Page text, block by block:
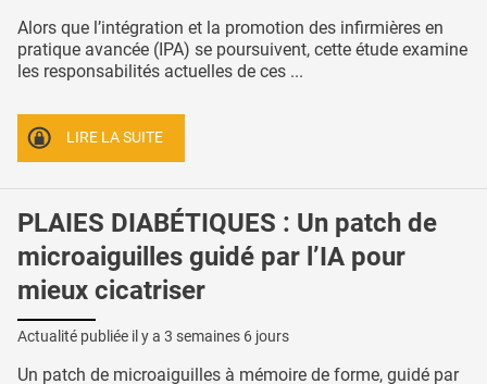
Alors que l’intégration et la promotion des infirmières en
pratique avancée (IPA) se poursuivent, cette étude examine
les responsabilités actuelles de ces ...
LIRE LA SUITE
PLAIES DIABÉTIQUES : Un patch de
microaiguilles guidé par l’IA pour
mieux cicatriser
Actualité publiée il y a 3 semaines 6 jours
Un patch de microaiguilles à mémoire de forme, guidé par